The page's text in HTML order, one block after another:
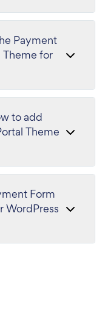
Payment
Theme for
to add
Theme
Form
WordPress